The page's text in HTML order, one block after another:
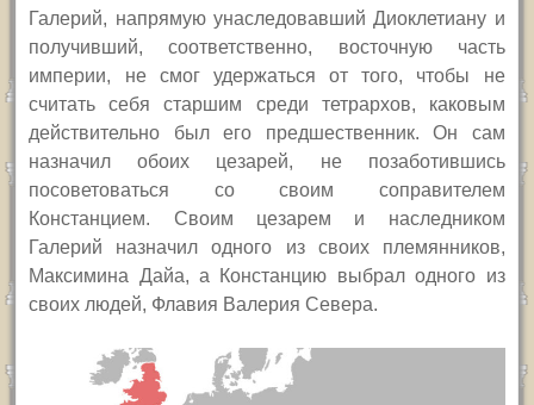
Галерий, напрямую унаследовавший Диоклетиану и
получивший, соответственно, восточную часть
империи, не смог удержаться от того, чтобы не
считать себя старшим среди тетрархов, каковым
действительно был его предшественник. Он сам
назначил обоих цезарей, не позаботившись
посоветоваться со своим соправителем
Констанцием. Своим цезарем и наследником
Галерий назначил одного из своих племянников,
Максимина Дайа, а Констанцию выбрал одного из
своих людей, Флавия Валерия Севера.